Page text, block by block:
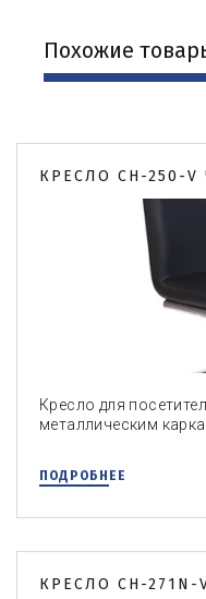
Похожие
КРЕСЛО CH-250-
Кресло для
металлическим
ПОДРОБНЕЕ
КРЕСЛО CH-